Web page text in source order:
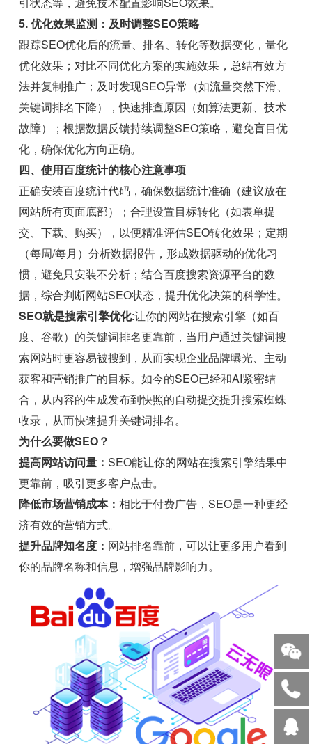
5. 优化效果监测：及时调整SEO策略
跟踪SEO优化后的流量、排名、转化等数据变化，量化
优化效果；对比不同优化方案的实施效果，总结有效方
法并复制推广；及时发现SEO异常（如流量突然下滑、
关键词排名下降），快速排查原因（如算法更新、技术
故障）；根据数据反馈持续调整SEO策略，避免盲目优
化，确保优化方向正确。
四、使用百度统计的核心注意事项
正确安装百度统计代码，确保数据统计准确（建议放在
网站所有页面底部）；合理设置目标转化（如表单提
交、下载、购买），以便精准评估SEO转化效果；定期
（每周/每月）分析数据报告，形成数据驱动的优化习
惯，避免只安装不分析；结合百度搜索资源平台的数
据，综合判断网站SEO状态，提升优化决策的科学性。
SEO就是搜索引擎优化:让你的网站在搜索引擎（如百
度、谷歌）的关键词排名更靠前，当用户通过关键词搜
索网站时更容易被搜到，从而实现企业品牌曝光、主动
获客和营销推广的目标。如今的SEO已经和AI紧密结
合，从内容的生成发布到快照的自动提交提升搜索蜘蛛
收录，从而快速提升关键词排名。
为什么要做SEO？
提高网站访问量：SEO能让你的网站在搜索引擎结果中
更靠前，吸引更多客户点击。
降低市场营销成本：相比于付费广告，SEO是一种更经
济有效的营销方式。
提升品牌知名度： 网站排名靠前，可以让更多用户看到
你的品牌名称和信息，增强品牌影响力。